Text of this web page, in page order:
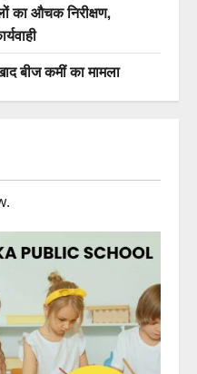
का औचक निरीक्षण,
बीज कमीं का मामला